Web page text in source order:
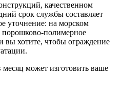
качественном
срок службы составляет
уточнение: на морском
порошково-полимерное
вы хотите, чтобы ограждение
может изготовить ваше